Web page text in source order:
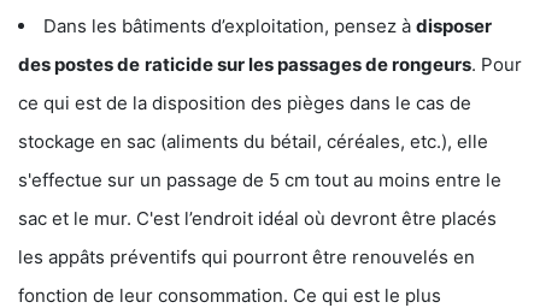
Dans les bâtiments d’exploitation, pensez à disposer
des postes de raticide sur les passages de rongeurs. Pour
ce qui est de la disposition des pièges dans le cas de
stockage en sac (aliments du bétail, céréales, etc.), elle
s'effectue sur un passage de 5 cm tout au moins entre le
sac et le mur. C'est l’endroit idéal où devront être placés
les appâts préventifs qui pourront être renouvelés en
fonction de leur consommation. Ce qui est le plus